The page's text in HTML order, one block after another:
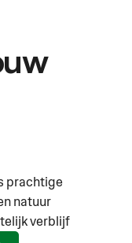
prachtige
natuur
verblijf